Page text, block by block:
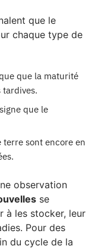
que le
chaque type de
que la maturité
que le
terre sont encore en
observation
se
à les stocker, leur
Pour des
du cycle de la